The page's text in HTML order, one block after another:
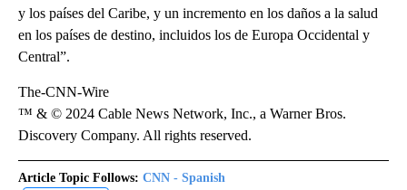
y los países del Caribe, y un incremento en los daños a la salud
en los países de destino, incluidos los de Europa Occidental y
Central”.
The-CNN-Wire
™ & © 2024 Cable News Network, Inc., a Warner Bros.
Discovery Company. All rights reserved.
Article Topic Follows: CNN - Spanish